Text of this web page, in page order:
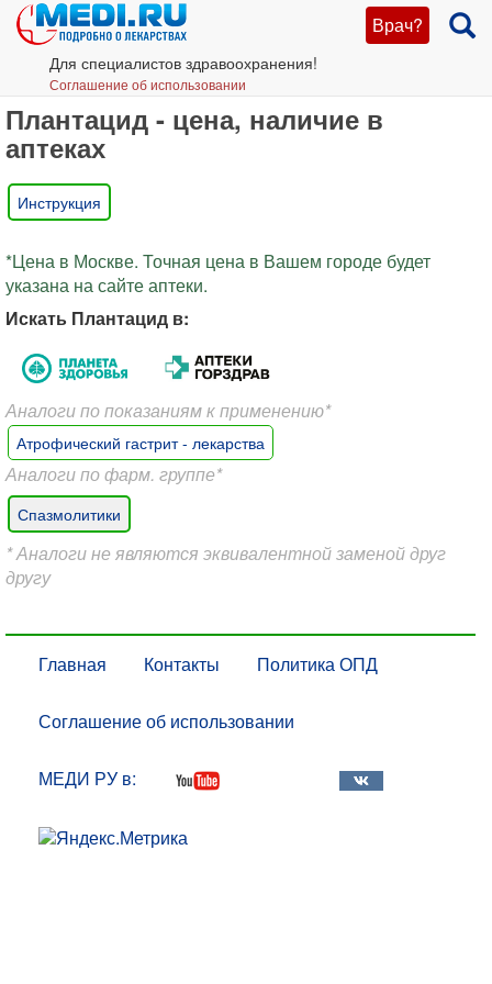
Врач?
Для специалистов здравоохранения!
Соглашение об использовании
Плантацид - цена, наличие в
аптеках
Инструкция
*Цена в Москве. Точная цена в Вашем городе будет
указана на сайте аптеки.
Искать Плантацид в:
Аналоги по показаниям к применению*
Атрофический гастрит - лекарства
Аналоги по фарм. группе*
Спазмолитики
* Аналоги не являются эквивалентной заменой друг
другу
Главная Контакты Политика ОПД
Соглашение об использовании
МЕДИ РУ в: